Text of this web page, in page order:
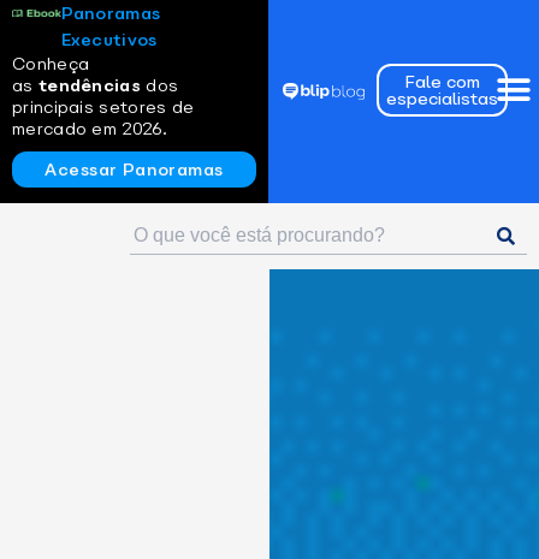
Panoramas
Executivos
Conheça
as tendências dos
principais setores de
mercado em 2026.
Acessar Panoramas
Fale com
especialistas